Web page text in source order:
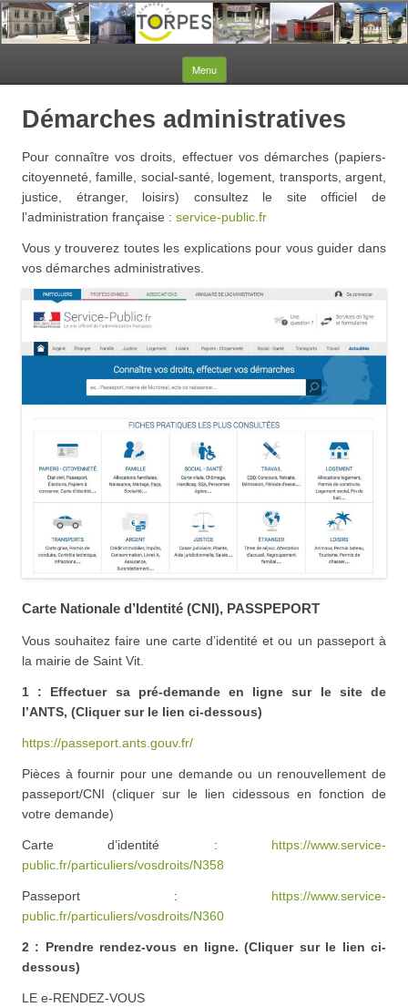
Menu Aller au contenu
Démarches administratives
Pour connaître vos droits, effectuer vos démarches (papiers-
citoyenneté, famille, social-santé, logement, transports, argent,
justice, étranger, loisirs) consultez le site officiel de
l’administration française : service-public.fr
Vous y trouverez toutes les explications pour vous guider dans
vos démarches administratives.
Carte Nationale d’Identité (CNI), PASSPEPORT
Vous souhaitez faire une carte d’identité et ou un passeport à
la mairie de Saint Vit.
1 : Effectuer sa pré-demande en ligne sur le site de
l’ANTS, (Cliquer sur le lien ci-dessous)
https://passeport.ants.gouv.fr/
Pièces à fournir pour une demande ou un renouvellement de
passeport/CNI (cliquer sur le lien cidessous en fonction de
votre demande)
Carte d’identité : https://www.service-
public.fr/particuliers/vosdroits/N358
Passeport : https://www.service-
public.fr/particuliers/vosdroits/N360
2 : Prendre rendez-vous en ligne. (Cliquer sur le lien ci-
dessous)
LE e-RENDEZ-VOUS